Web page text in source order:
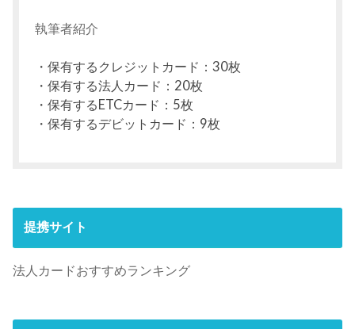
執筆者紹介
・保有するクレジットカード：30枚
・保有する法人カード：20枚
・保有するETCカード：5枚
・保有するデビットカード：9枚
提携サイト
法人カードおすすめランキング